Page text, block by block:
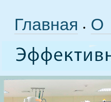
Главная • О